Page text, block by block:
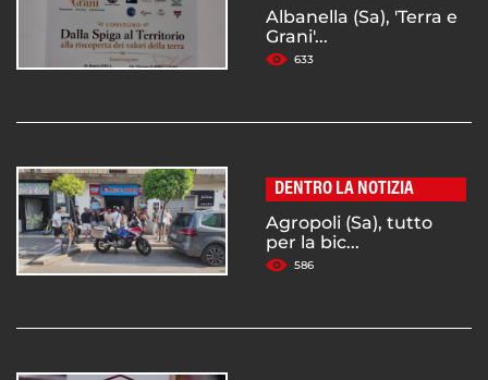
Albanella (Sa), 'Terra e
Grani'...
633
DENTRO LA NOTIZIA
Agropoli (Sa), tutto
per la bic...
586